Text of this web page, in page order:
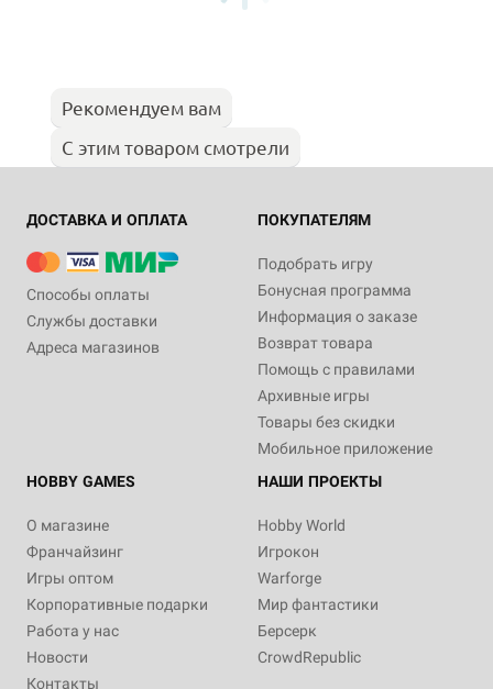
Рекомендуем вам
С этим товаром смотрели
ДОСТАВКА И ОПЛАТА
Способы оплаты
Службы доставки
Адреса магазинов
ПОКУПАТЕЛЯМ
Подобрать игру
Бонусная программа
Информация о заказе
Возврат товара
Помощь с правилами
Архивные игры
Товары без скидки
Мобильное приложение
HOBBY GAMES
О магазине
Франчайзинг
Игры оптом
Корпоративные подарки
Работа у нас
Новости
Контакты
НАШИ ПРОЕКТЫ
Hobby World
Игрокон
Warforge
Мир фантастики
Берсерк
CrowdRepublic